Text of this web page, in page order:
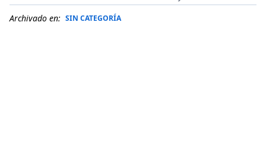
Archivado en: SIN CATEGORÍA